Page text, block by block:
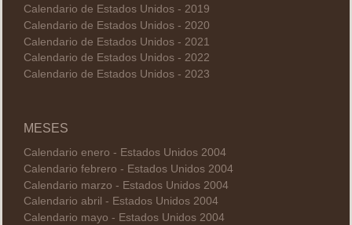
Calendario de Estados Unidos - 2019
Calendario de Estados Unidos - 2020
Calendario de Estados Unidos - 2021
Calendario de Estados Unidos - 2022
Calendario de Estados Unidos - 2023
MESES
Calendario enero - Estados Unidos 2004
Calendario febrero - Estados Unidos 2004
Calendario marzo - Estados Unidos 2004
Calendario abril - Estados Unidos 2004
Calendario mayo - Estados Unidos 2004